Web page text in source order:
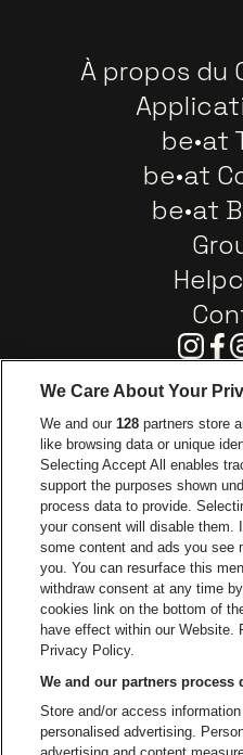
À propos du
be•at
be•at
be•at
Visitez le
Visitez le site
Visitez le site
Visitez
Capitole Gent
Be-At
Schijnpoortweg
BTW (BE)
We Care About Your
We and our128 partners store
like browsing data or unique
Selecting Accept All enables
support the purposes shown
process data to provide.
your consent will disable them.
some content and ads you see
you. You can resurface this
withdraw consent at any time
cookies link on the bottom of
have effect within our Website.
Privacy Policy.
We and our partners process
Store and/or access
personalised advertising.